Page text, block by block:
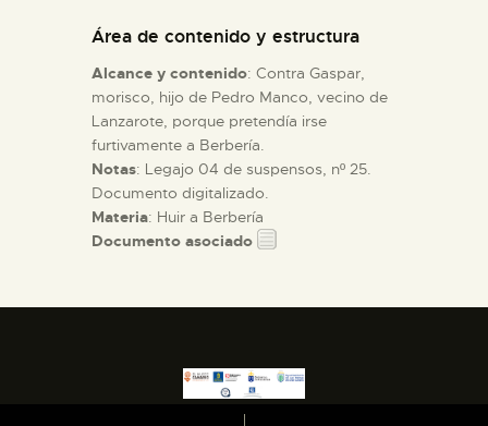
Área de contenido y estructura
Alcance y contenido: Contra Gaspar,
morisco, hijo de Pedro Manco, vecino de
Lanzarote, porque pretendía irse
furtivamente a Berbería.
Notas: Legajo 04 de suspensos, nº 25.
Documento digitalizado.
Materia: Huir a Berbería
Documento asociado